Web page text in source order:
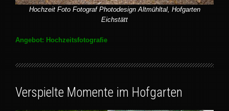
Hochzeit Foto Fotograf Photodesign Altmühltal, Hofgarten
Eichstätt
Angebot: Hochzeitsfotografie
Verspielte Momente im Hofgarten